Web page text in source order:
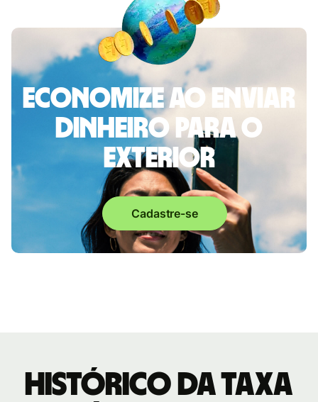
Economize ao enviar
dinheiro para o
exterior
Cadastre-se
Histórico da taxa